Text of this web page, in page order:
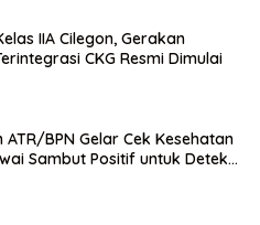
IIA Cilegon, Gerakan
CKG Resmi Dimulai
ATR/BPN Gelar Cek Kesehatan
Sambut Positif untuk Deteksi